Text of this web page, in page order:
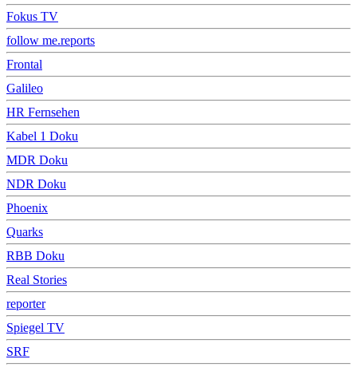
Fokus TV
follow me.reports
Frontal
Galileo
HR Fernsehen
Kabel 1 Doku
MDR Doku
NDR Doku
Phoenix
Quarks
RBB Doku
Real Stories
reporter
Spiegel TV
SRF